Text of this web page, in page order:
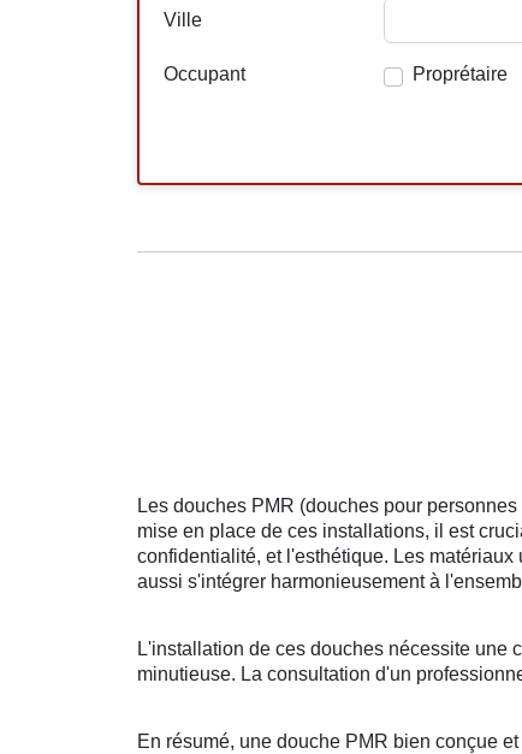
Ville
Occupant Proprétaire
Les douches PMR (douches pour
mise en place de ces installations, il est
confidentialité, et l'esthétique. Les
aussi s'intégrer harmonieusement à
L'installation de ces douches nécessite une
minutieuse. La consultation d'un
En résumé, une douche PMR bien conçue